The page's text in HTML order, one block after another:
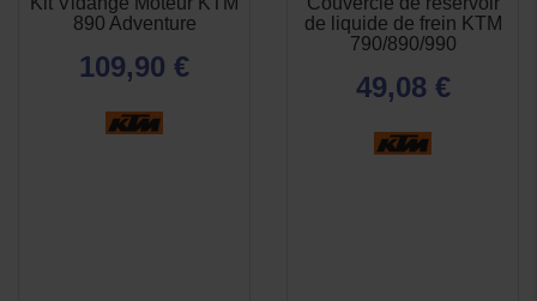
890 Adventure
109,90 €
de liquide de frein KTM
790/890/990
49,08 €
 APERÇU
RAPIDE
APERÇU
RAPIDE